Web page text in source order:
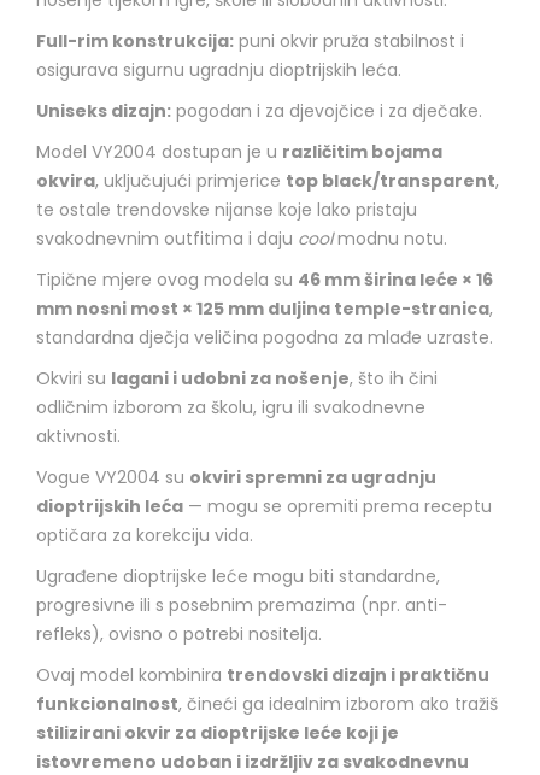
Full-rim konstrukcija: puni okvir pruža stabilnost i
osigurava sigurnu ugradnju dioptrijskih leća.
Uniseks dizajn: pogodan i za djevojčice i za dječake.
Model VY2004 dostupan je u različitim bojama
okvira, uključujući primjerice top black/transparent,
te ostale trendovske nijanse koje lako pristaju
svakodnevnim outfitima i daju coolmodnu notu.
Tipične mjere ovog modela su 46 mm širina leće × 16
mm nosni most × 125 mm duljina temple-stranica,
standardna dječja veličina pogodna za mlađe uzraste.
Okviri su lagani i udobni za nošenje, što ih čini
odličnim izborom za školu, igru ili svakodnevne
aktivnosti.
Vogue VY2004 su okviri spremni za ugradnju
dioptrijskih leća — mogu se opremiti prema receptu
optičara za korekciju vida.
Ugrađene dioptrijske leće mogu biti standardne,
progresivne ili s posebnim premazima (npr. anti-
refleks), ovisno o potrebi nositelja.
Ovaj model kombinira trendovski dizajn i praktičnu
funkcionalnost, čineći ga idealnim izborom ako tražiš
stilizirani okvir za dioptrijske leće koji je
istovremeno udoban i izdržljiv za svakodnevnu